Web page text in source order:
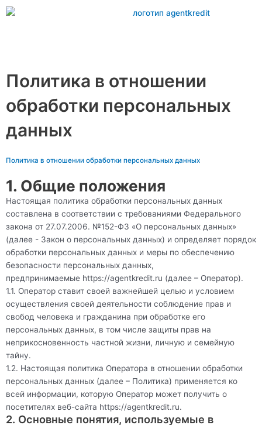
Перейти
Политика в отношении
обработки персональных
данных
Политика в отношении обработки персональных данных
1. Общие положения
Настоящая политика обработки персональных данных
составлена в соответствии с требованиями Федерального
закона от 27.07.2006. №152-ФЗ «О персональных данных»
(далее - Закон о персональных данных) и определяет порядок
обработки персональных данных и меры по обеспечению
безопасности персональных данных,
предпринимаемые https://agentkredit.ru (далее – Оператор).
1.1. Оператор ставит своей важнейшей целью и условием
осуществления своей деятельности соблюдение прав и
свобод человека и гражданина при обработке его
персональных данных, в том числе защиты прав на
неприкосновенность частной жизни, личную и семейную
тайну.
1.2. Настоящая политика Оператора в отношении обработки
персональных данных (далее – Политика) применяется ко
всей информации, которую Оператор может получить о
посетителях веб-сайта https://agentkredit.ru.
2. Основные понятия, используемые в